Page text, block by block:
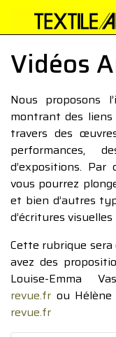
Vidéos
Nous proposons
montrant des
travers des
performances,
d’expositions.
vous pourrez
et bien d’autres
d’écritures
Cette rubrique sera
avez des
Louise-Emma
revue.fr ou Hélène
revue.fr